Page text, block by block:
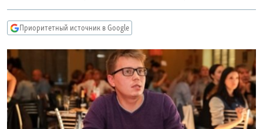
Вернутся
КАВКАЗ.РЕАЛИИ
СИБИРЬ.РЕАЛИИ
РАСПИСАНИЕ ВЕЩАНИЯ
ПОДПИШИТЕСЬ НА РАССЫЛКУ
Приоритетный источник в Google